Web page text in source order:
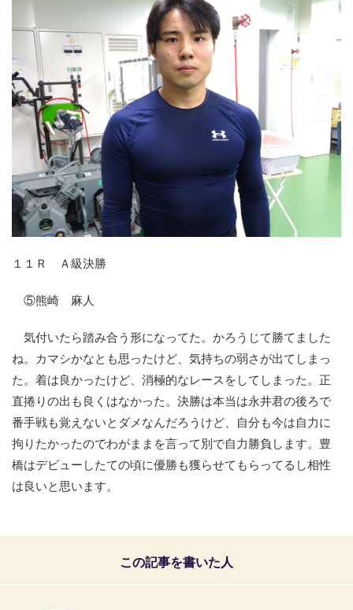
１１Ｒ Ａ級決勝
⑤熊崎 麻人
気付いたら踏み合う形になってた。かろうじて勝てました
ね。カマシかなとも思ったけど、気持ちの弱さが出てしまっ
た。着は良かったけど、消極的なレースをしてしまった。正
直捲りの出も良くはなかった。決勝は本当は永井君の後ろで
番手戦も覚えないとダメなんだろうけど、自分も今は自力に
拘りたかったのでわがままを言って別で自力勝負します。豊
橋はデビューしたての頃に優勝も獲らせてもらってるし相性
は良いと思います。
この記事を書いた人